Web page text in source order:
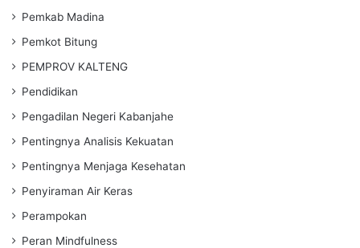
Pemkab Madina
Pemkot Bitung
PEMPROV KALTENG
Pendidikan
Pengadilan Negeri Kabanjahe
Pentingnya Analisis Kekuatan
Pentingnya Menjaga Kesehatan
Penyiraman Air Keras
Perampokan
Peran Mindfulness